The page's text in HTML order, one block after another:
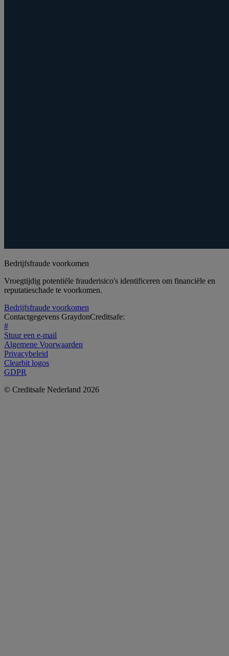
Bedrijfsfraude voorkomen
Vroegtijdig potentiële frauderisico's identificeren om financiële en
reputatieschade te voorkomen.
Bedrijfsfraude voorkomen
Contactgegevens GraydonCreditsafe:
#
Stuur een e-mail
Algemene Voorwaarden
Privacybeleid
Clearbit logos
GDPR
© Creditsafe Nederland 2026